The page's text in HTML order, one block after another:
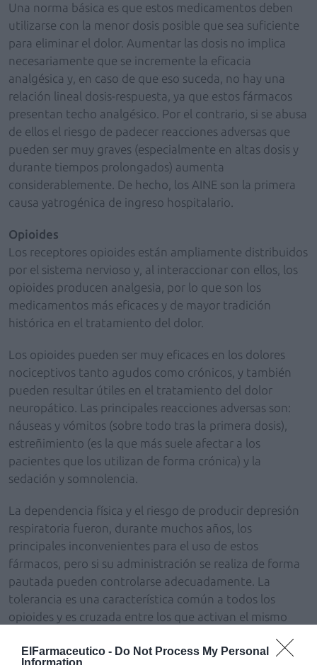
ElFarmaceutico - Do Not Process My Personal
Information
Una norma básica es que estos medicamentos deben
utilizarse con la menor dosis posible que sea suficiente
para eliminar el dolor. Aumentar las dosis no implica
necesariamente que se incremente la eficacia
analgésica y, en caso de que eso suceda, no hay una
relación lineal dosis-respuesta, ya que estos fármacos
presentan techo analgésico. Por el contrario, si se abusa
de ellos el riesgo de padecer reacciones adversas que
pueden ser muy graves (especialmente en altas dosis y
durante tiempos prolongados) aumenta
considerablemente. De hecho, los AINE son la primera
causa yatrogénica de ingreso hospitalario.
Opioides
Los receptores opioides están ampliamente distribuidos
por el sistema nervioso y, al interaccionar con ellos, los
opioides producen analgesia, por lo que son los
medicamentos más eficaces y de mayor tradición
histórica en el tratamiento del dolor.
Los opioides pueden ser muy eficaces en los dolores
nociceptivos tanto agudos como crónicos, y también
pueden resultar útiles en el tratamiento del dolor
neuropático. Las principales reacciones adversas son:
náuseas y vómitos (sobre todo tras la primera dosis),
estreñimiento (es la que más suele afectar a los
pacientes que los utilizan de forma crónica) y la
sedación y somnolencia.
La dependencia física y el riesgo de producir depresión
respiratoria fueron, durante muchos años, los
principales inconvenientes para el uso de estos
fármacos, pero si su administración se realiza de forma
pautada pueden controlarse adecuadamente. La
tolerancia es una característica común a todos los
opioides y es cruzada entre los que activan el mismo
paulatinamente las dosis y la velocidad a la que se